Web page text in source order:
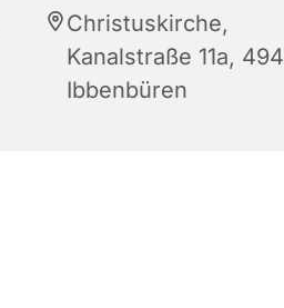
Christuskirche,
Kanalstraße 11a,
Ibbenbüren